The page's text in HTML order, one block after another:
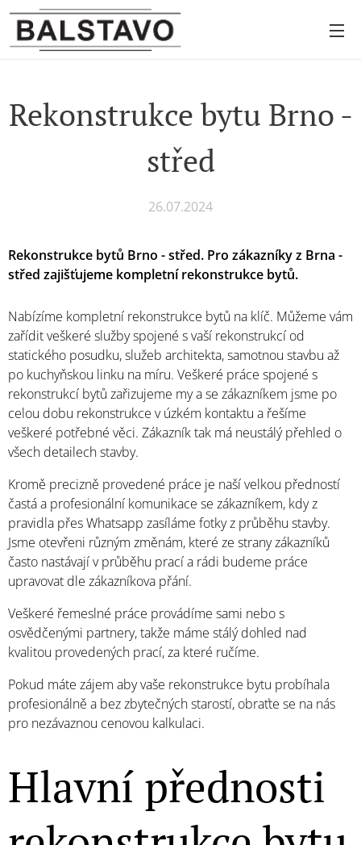
Rekonstrukce bytu Brno -
střed
26.07.2024
Rekonstrukce bytů Brno - střed. Pro zákazníky z Brna -
střed zajišťujeme kompletní rekonstrukce bytů.
Nabízíme kompletní rekonstrukce bytů na klíč. Můžeme vám
zařídit veškeré služby spojené s vaší rekonstrukcí od
statického posudku, služeb architekta, samotnou stavbu až
po kuchyňskou linku na míru. Veškeré práce spojené s
rekonstrukcí bytů zařizujeme my a se zákazníkem jsme po
celou dobu rekonstrukce v úzkém kontaktu a řešíme
veškeré potřebné věci. Zákazník tak má neustálý přehled o
všech detailech stavby.
Kromě precizně provedené práce je naší velkou předností
častá a profesionální komunikace se zákazníkem, kdy z
pravidla přes Whatsapp zasíláme fotky z průběhu stavby.
Jsme otevřeni různým změnám, které ze strany zákazníků
často nastávají v průběhu prací a rádi budeme práce
upravovat dle zákazníkova přání.
Veškeré řemeslné práce provádíme sami nebo s
osvědčenými partnery, takže máme stálý dohled nad
kvalitou provedených prací, za které ručíme.
Pokud máte zájem aby vaše rekonstrukce bytu probíhala
profesionálně a bez zbytečných starostí, obraťte se na nás
pro nezávaznou cenovou kalkulaci.
Hlavní přednosti